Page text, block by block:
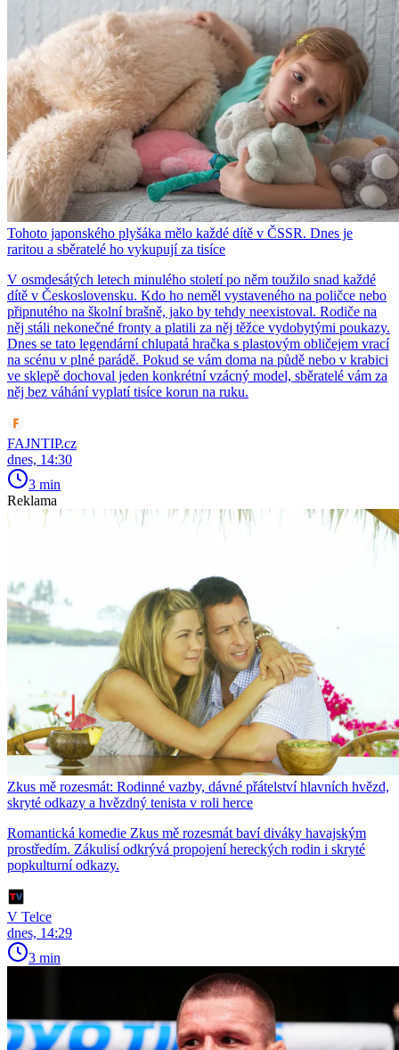
Tohoto japonského plyšáka mělo každé dítě v ČSSR. Dnes je
raritou a sběratelé ho vykupují za tisíce
V osmdesátých letech minulého století po něm toužilo snad každé
dítě v Československu. Kdo ho neměl vystaveného na poličce nebo
připnutého na školní brašně, jako by tehdy neexistoval. Rodiče na
něj stáli nekonečné fronty a platili za něj těžce vydobytými poukazy.
Dnes se tato legendární chlupatá hračka s plastovým obličejem vrací
na scénu v plné parádě. Pokud se vám doma na půdě nebo v krabici
ve sklepě dochoval jeden konkrétní vzácný model, sběratelé vám za
něj bez váhání vyplatí tisíce korun na ruku.
FAJNTIP.cz
dnes, 14:30
3 min
Reklama
Zkus mě rozesmát: Rodinné vazby, dávné přátelství hlavních hvězd,
skryté odkazy a hvězdný tenista v roli herce
Romantická komedie Zkus mě rozesmát baví diváky havajským
prostředím. Zákulisí odkrývá propojení hereckých rodin i skryté
popkulturní odkazy.
V Telce
dnes, 14:29
3 min